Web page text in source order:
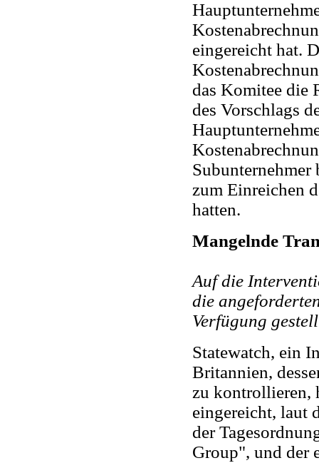
eingereicht hat.
das Komitee die
des Vorschlags
zum Einreichen
hatten.
Mangelnde
Auf die
die
Verfügung
Statewatch, ein
Britannien,
zu kontrollieren,
eingereicht, laut
der
Group", und der